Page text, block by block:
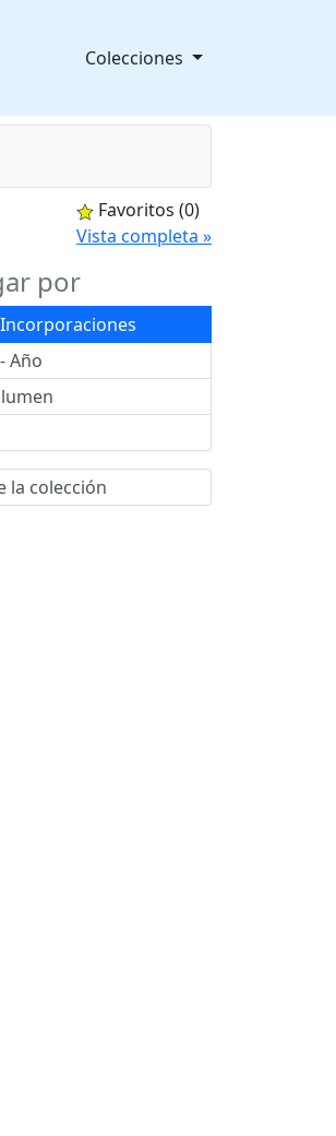
Colecciones
Favoritos (0)
Vista completa »
por
Año
la colección